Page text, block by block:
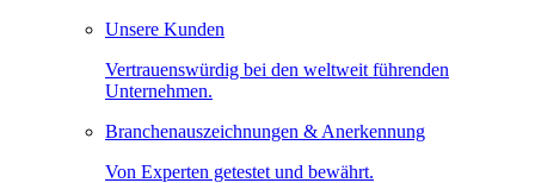
Unsere Kunden
Vertrauenswürdig bei den weltweit führenden
Unternehmen.
Branchenauszeichnungen & Anerkennung
Von Experten getestet und bewährt.